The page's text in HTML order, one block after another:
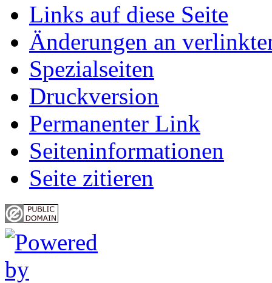
Links auf diese Seite
Änderungen an
Spezialseiten
Druckversion
Permanenter Link
Seiten­informationen
Seite zitieren